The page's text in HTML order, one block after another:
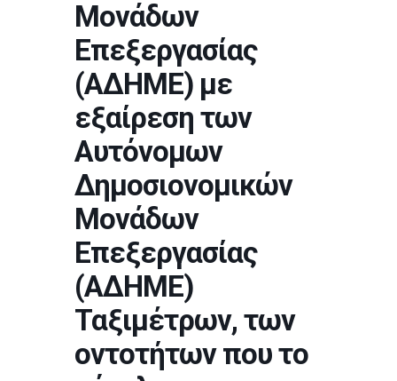
Μονάδων
Επεξεργασίας
(ΑΔΗΜΕ) με
εξαίρεση των
Αυτόνομων
Δημοσιονομικών
Μονάδων
Επεξεργασίας
(ΑΔΗΜΕ)
Ταξιμέτρων, των
οντοτήτων που το